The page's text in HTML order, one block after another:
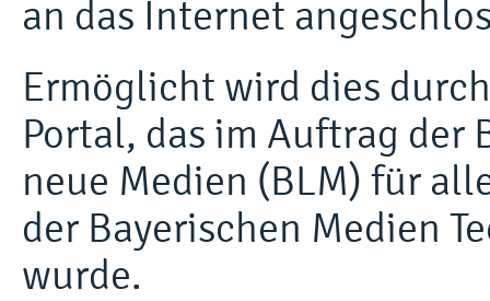
an das Internet
Ermöglicht wird dies
Portal, das im Auftrag der
neue Medien (BLM) für
der Bayerischen Medien
wurde.